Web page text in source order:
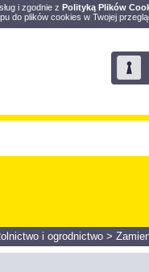
i zgodnie z Polityką Plików
do plików cookies w Twojej
i ogrodnictwo >